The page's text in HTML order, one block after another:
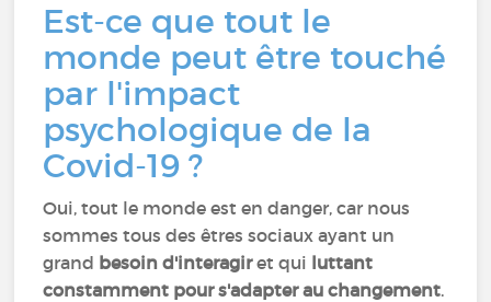
Est-ce que tout le
monde peut être touché
par l'impact
psychologique de la
Covid-19 ?
Oui, tout le monde est en danger, car nous
sommes tous des êtres sociaux ayant un
grand besoin d'interagiret qui luttant
constamment pour s'adapter au changement.